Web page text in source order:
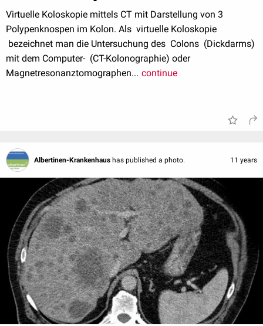
Virtuelle Koloskopie mittels CT mit Darstellung von 3
Polypenknospen im Kolon. Als virtuelle Koloskopie
bezeichnet man die Untersuchung des Colons (Dickdarms)
mit dem Computer- (CT-Kolonographie) oder
Magnetresonanztomographen... continue
Albertinen-Krankenhaus has published a photo. 11 years